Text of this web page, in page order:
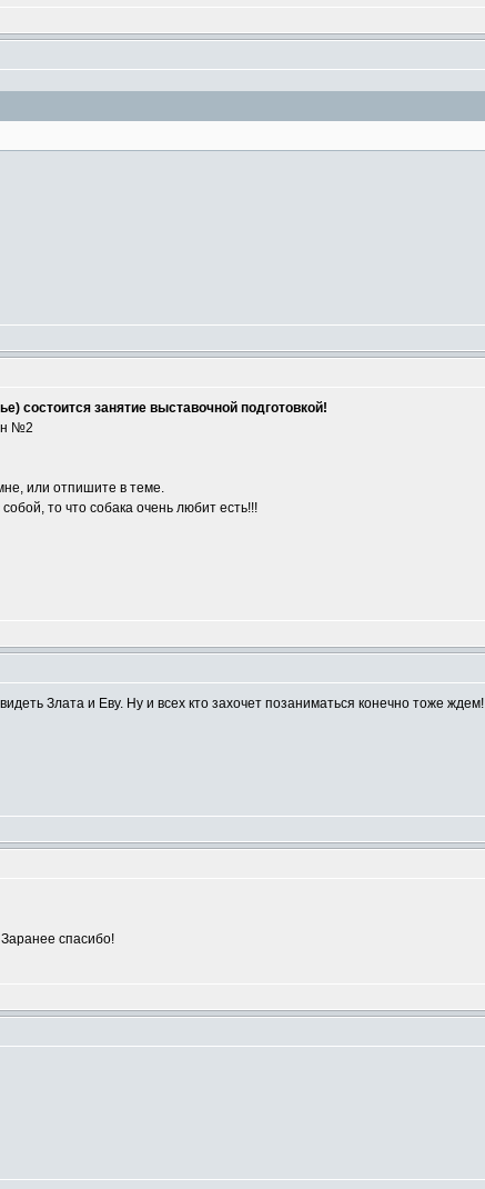
состоится занятие выставочной подготовкой!
№2
или отпишите в теме.
то что собака очень любит есть!!!
Злата и Еву. Ну и всех кто захочет позаниматься конечно тоже ждем!
спасибо!